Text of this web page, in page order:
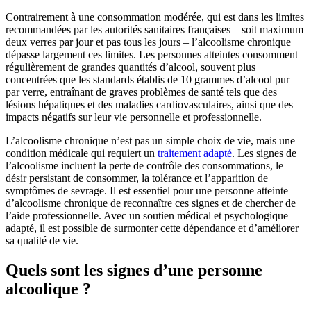
Contrairement à une consommation modérée, qui est dans les limites
recommandées par les autorités sanitaires françaises – soit maximum
deux verres par jour et pas tous les jours – l’alcoolisme chronique
dépasse largement ces limites. Les personnes atteintes consomment
régulièrement de grandes quantités d’alcool, souvent plus
concentrées que les standards établis de 10 grammes d’alcool pur
par verre, entraînant de graves problèmes de santé tels que des
lésions hépatiques et des maladies cardiovasculaires, ainsi que des
impacts négatifs sur leur vie personnelle et professionnelle.
L’alcoolisme chronique n’est pas un simple choix de vie, mais une
condition médicale qui requiert un traitement adapté. Les signes de
l’alcoolisme incluent la perte de contrôle des consommations, le
désir persistant de consommer, la tolérance et l’apparition de
symptômes de sevrage. Il est essentiel pour une personne atteinte
d’alcoolisme chronique de reconnaître ces signes et de chercher de
l’aide professionnelle. Avec un soutien médical et psychologique
adapté, il est possible de surmonter cette dépendance et d’améliorer
sa qualité de vie.
Quels sont les signes d’une personne
alcoolique ?